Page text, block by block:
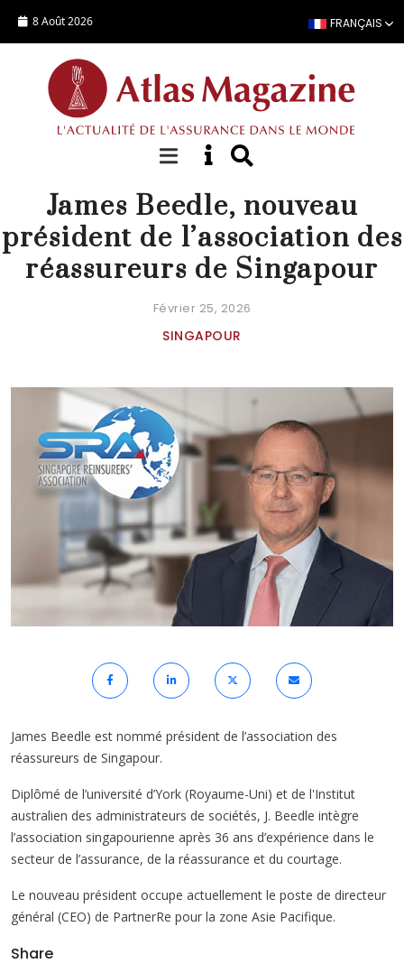
8 Août 2026 FRANÇAIS
NOMINATION
James Beedle, nouveau
président de l’association des
réassureurs de Singapour
Février 25, 2026
SINGAPOUR
James Beedle est nommé président de l’association des
réassureurs de Singapour.
Diplômé de l’université d’York (Royaume-Uni) et de l'Institut
australien des administrateurs de sociétés, J. Beedle intègre
l’association singapourienne après 36 ans d’expérience dans le
secteur de l’assurance, de la réassurance et du courtage.
Le nouveau président occupe actuellement le poste de directeur
général (CEO) de PartnerRe pour la zone Asie Pacifique.
Share